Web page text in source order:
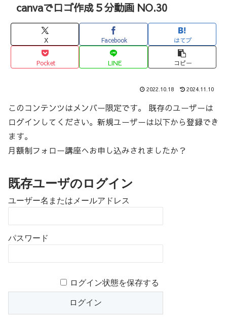
canvaでロゴ作成５分動画 NO.30
X Facebook はてブ
Pocket LINE コピー
2022.10.18 2024.11.10
このコンテンツはメンバー限定です。 既存のユーザーは
ログインしてください。新規ユーザーは以下から登録でき
ます。
月額制フォロー講座へお申し込みされましたか？
既存ユーザのログイン
ユーザー名またはメールアドレス
パスワード
ログイン状態を保存する